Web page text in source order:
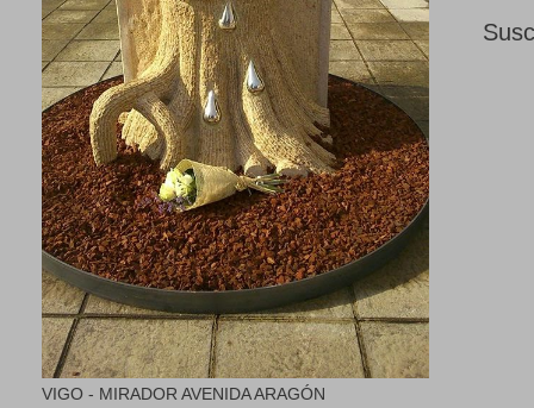
VIGO - MIRADOR AVENIDA ARAGÓN